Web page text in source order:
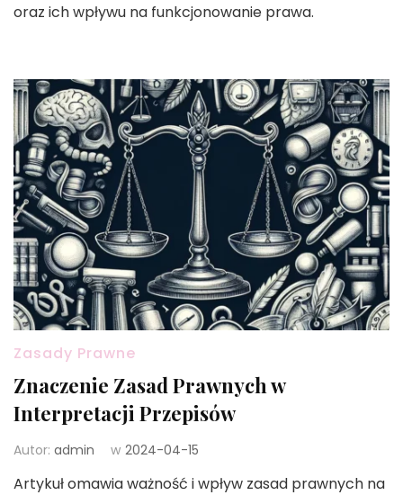
oraz ich wpływu na funkcjonowanie prawa.
Zasady Prawne
Znaczenie Zasad Prawnych w
Interpretacji Przepisów
Autor: admin w 2024-04-15
Artykuł omawia ważność i wpływ zasad prawnych na